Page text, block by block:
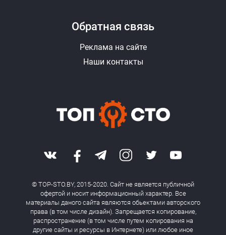
Обратная связь
Реклама на сайте
Наши контакты
© TOP-STO.BY, 2015-2020. Сайт не является публичной
офертой и носит информационный характер. Все
материалы даного сайта являются обьектами авторского
права (в том числе дизайн). Запрещается копирование,
распространение (в том числе путем копирования на
другие сайты и ресурсы в Интернете) или любое иное